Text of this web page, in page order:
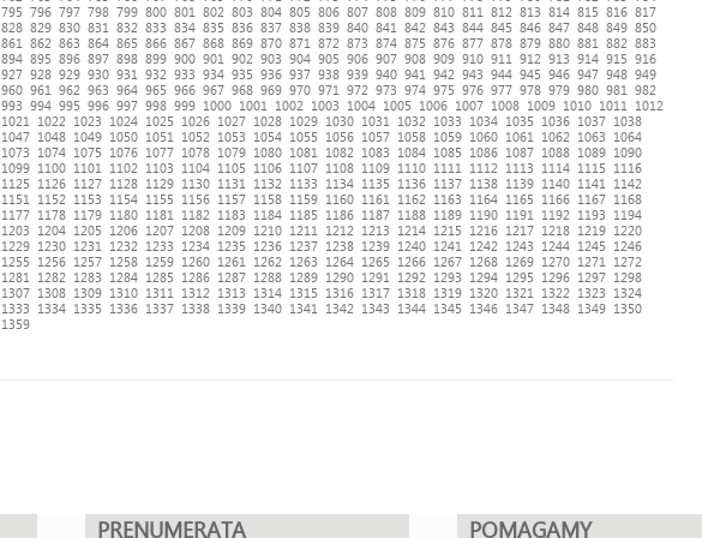
795 796 797 798 799 800 801 802 803 804 805 806 807 808 809 810 811 812 813 814 815 816 817
828 829 830 831 832 833 834 835 836 837 838 839 840 841 842 843 844 845 846 847 848 849 850
861 862 863 864 865 866 867 868 869 870 871 872 873 874 875 876 877 878 879 880 881 882 883
894 895 896 897 898 899 900 901 902 903 904 905 906 907 908 909 910 911 912 913 914 915 916
927 928 929 930 931 932 933 934 935 936 937 938 939 940 941 942 943 944 945 946 947 948 949
960 961 962 963 964 965 966 967 968 969 970 971 972 973 974 975 976 977 978 979 980 981
982
993 994 995 996 997 998 999 1000 1001 1002 1003 1004 1005 1006 1007 1008 1009 1010 1011
1012
1021 1022 1023 1024 1025 1026 1027 1028 1029 1030 1031 1032 1033 1034 1035 1036 1037 1038
1047 1048 1049 1050 1051 1052 1053 1054 1055 1056 1057 1058 1059 1060 1061 1062 1063
1064
1073 1074 1075 1076 1077 1078 1079 1080 1081 1082 1083 1084 1085 1086 1087 1088 1089 1090
1099 1100 1101 1102 1103 1104 1105 1106 1107 1108 1109 1110 1111 1112 1113 1114 1115
1116
1125 1126 1127 1128 1129 1130 1131 1132 1133 1134 1135 1136 1137 1138 1139 1140 1141
1142
1151 1152 1153 1154 1155 1156 1157 1158 1159 1160 1161 1162 1163 1164 1165 1166 1167 1168
1177 1178 1179 1180 1181 1182 1183 1184 1185 1186 1187 1188 1189 1190 1191 1192 1193
1194
1203 1204 1205 1206 1207 1208 1209 1210 1211 1212 1213 1214 1215 1216 1217 1218 1219 1220
1229 1230 1231 1232 1233 1234 1235 1236 1237 1238 1239 1240 1241 1242 1243 1244 1245
1246
1255 1256 1257 1258 1259 1260 1261 1262 1263 1264 1265 1266 1267 1268 1269 1270 1271
1272
1281 1282 1283 1284 1285 1286 1287 1288 1289 1290 1291 1292 1293 1294 1295 1296 1297 1298
1307 1308 1309 1310 1311 1312 1313 1314 1315 1316 1317 1318 1319 1320 1321 1322 1323
1324
1333 1334 1335 1336 1337 1338 1339 1340 1341 1342 1343 1344 1345 1346 1347 1348 1349 1350
1359
PRENUMERATA POMAGAMY